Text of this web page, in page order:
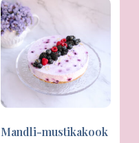
Mandli-mustikakook